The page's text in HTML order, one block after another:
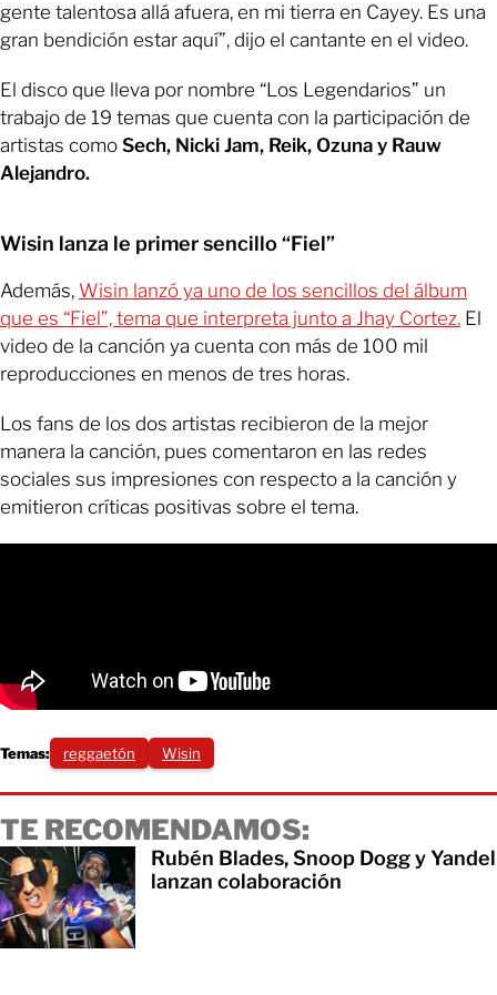
gente talentosa allá afuera, en mi tierra en Cayey. Es una
gran bendición estar aquí”, dijo el cantante en el video.
El disco que lleva por nombre “Los Legendarios” un
trabajo de 19 temas que cuenta con la participación de
artistas como Sech, Nicki Jam, Reik, Ozuna y Rauw
Alejandro.
Wisin lanza le primer sencillo “Fiel”
Además, Wisin lanzó ya uno de los sencillos del álbum
que es “Fiel”, tema que interpreta junto a Jhay Cortez. El
video de la canción ya cuenta con más de 100 mil
reproducciones en menos de tres horas.
Los fans de los dos artistas recibieron de la mejor
manera la canción, pues comentaron en las redes
sociales sus impresiones con respecto a la canción y
emitieron críticas positivas sobre el tema.
Temas: reggaetón Wisin
TE RECOMENDAMOS:
Rubén Blades, Snoop Dogg y Yandel
lanzan colaboración